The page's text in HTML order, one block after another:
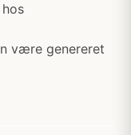
være genereret